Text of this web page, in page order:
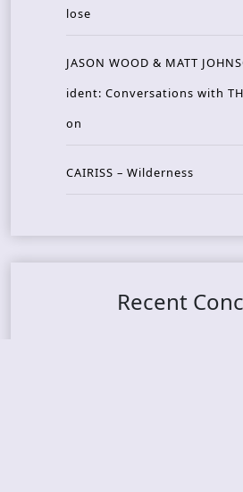
lose
JASON WOOD & MATT
ident: Conversations with
on
CAIRISS – Wilderness
Recent